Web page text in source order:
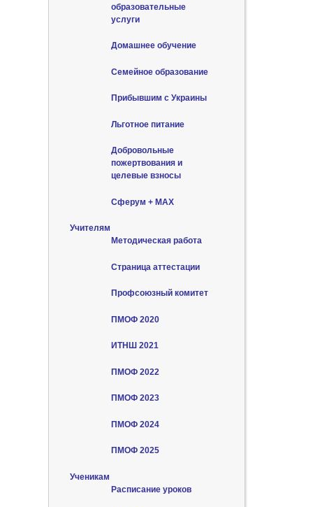
образовательные
услуги
Домашнее обучение
Семейное образование
Прибывшим с Украины
Льготное питание
Добровольные
пожертвования и
целевые взносы
Сферум + MAX
Учителям
Методическая работа
Страница аттестации
Профсоюзный комитет
ПМОФ 2020
ИТНШ 2021
ПМОФ 2022
ПМОФ 2023
ПМОФ 2024
ПМОФ 2025
Ученикам
Расписание уроков